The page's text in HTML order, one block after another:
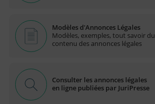
Modèles d'Annonces Légales
Modèles, exemples, tout savoir du
contenu des annonces légales
Consulter les annonces légales
en ligne publiées par JuriPresse